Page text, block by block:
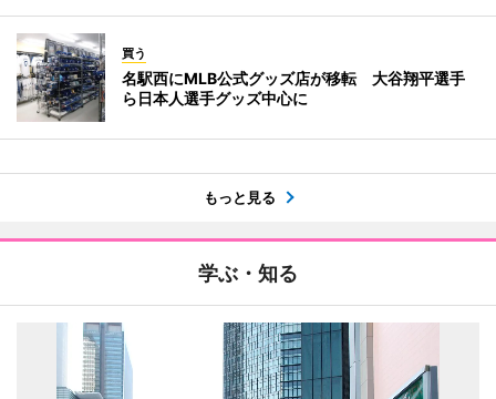
買う
名駅西にMLB公式グッズ店が移転 大谷翔平選手
ら日本人選手グッズ中心に
もっと見る
学ぶ・知る